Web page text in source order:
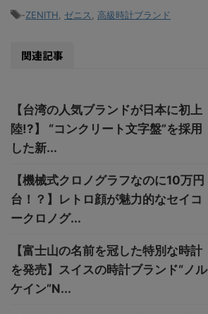
-ZENITH ゼニス 高級時計ブランド
関連記事
【台湾の人気ブランドが日本に初上
陸!?】 “コンクリート文字盤”を採用
した新...
【機械式クロノグラフなのに10万円
台！？】レトロ顔が魅力的なセイコ
ークロノグ...
【富士山の名前を冠した特別な時計
を発売】スイスの時計ブランド“ノル
ケイン”N...